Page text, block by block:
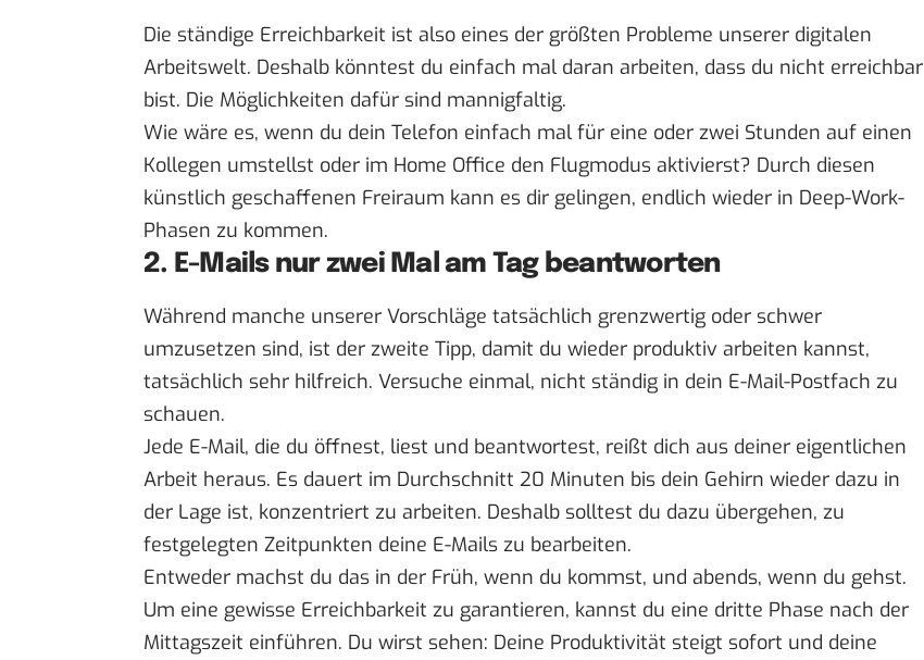
Die ständige Erreichbarkeit ist also eines der größten Probleme unserer digitalen
Arbeitswelt. Deshalb könntest du einfach mal daran arbeiten, dass du nicht erreichbar
bist. Die Möglichkeiten dafür sind mannigfaltig.
Wie wäre es, wenn du dein Telefon einfach mal für eine oder zwei Stunden auf einen
Kollegen umstellst oder im Home Office den Flugmodus aktivierst? Durch diesen
künstlich geschaffenen Freiraum kann es dir gelingen, endlich wieder in Deep-Work-
Phasen zu kommen.
2. E-Mails nur zwei Mal am Tag beantworten
Während manche unserer Vorschläge tatsächlich grenzwertig oder schwer
umzusetzen sind, ist der zweite Tipp, damit du wieder produktiv arbeiten kannst,
tatsächlich sehr hilfreich. Versuche einmal, nicht ständig in dein E-Mail-Postfach zu
schauen.
Jede E-Mail, die du öffnest, liest und beantwortest, reißt dich aus deiner eigentlichen
Arbeit heraus. Es dauert im Durchschnitt 20 Minuten bis dein Gehirn wieder dazu in
der Lage ist, konzentriert zu arbeiten. Deshalb solltest du dazu übergehen, zu
festgelegten Zeitpunkten deine E-Mails zu bearbeiten.
Entweder machst du das in der Früh, wenn du kommst, und abends, wenn du gehst.
Um eine gewisse Erreichbarkeit zu garantieren, kannst du eine dritte Phase nach der
Mittagszeit einführen. Du wirst sehen: Deine Produktivität steigt sofort und deine